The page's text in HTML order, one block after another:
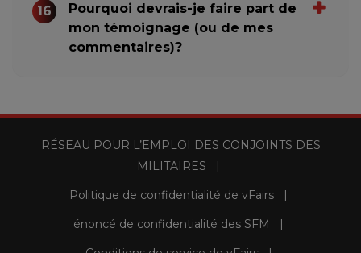
16
Pourquoi devrais-je faire part de
mon témoignage (ou de mes
commentaires)?
RÉSEAU POUR L’EMPLOI DES CONJOINTS DES
MILITAIRES
Politique de confidentialité de vFairs
énoncé de confidentialité des SFM